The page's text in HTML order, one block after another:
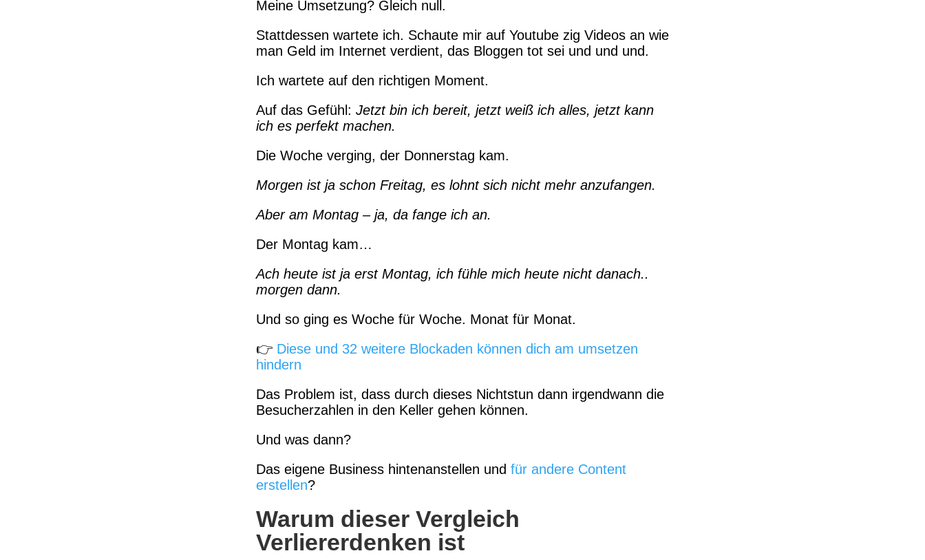
Meine Umsetzung? Gleich null.
Stattdessen wartete ich. Schaute mir auf Youtube zig Videos an wie
man Geld im Internet verdient, das Bloggen tot sei und und und.
Ich wartete auf den richtigen Moment.
Auf das Gefühl: Jetzt bin ich bereit, jetzt weiß ich alles, jetzt kann
ich es perfekt machen.
Die Woche verging, der Donnerstag kam.
Morgen ist ja schon Freitag, es lohnt sich nicht mehr anzufangen.
Aber am Montag – ja, da fange ich an.
Der Montag kam…
Ach heute ist ja erst Montag, ich fühle mich heute nicht danach..
morgen dann.
Und so ging es Woche für Woche. Monat für Monat.
👉 Diese und 32 weitere Blockaden können dich am umsetzen
hindern
Das Problem ist, dass durch dieses Nichtstun dann irgendwann die
Besucherzahlen in den Keller gehen können.
Und was dann?
Das eigene Business hintenanstellen und für andere Content
erstellen?
Warum dieser Vergleich
Verliererdenken ist